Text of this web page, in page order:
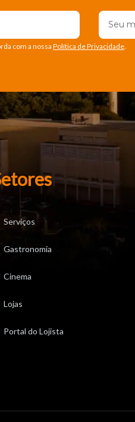
com a nossaPolítica de Privacidade.
Serviços
Gastronomia
Cinema
Lojas
Portal do Lojista